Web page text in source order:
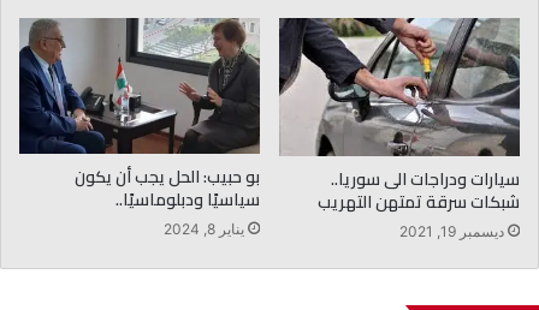
سيارات ودراجات الى سوريا..
شبكات سرقة تمتهن التهريب
ديسمبر 19, 2021
بو حبيب: الحل يجب أن يكون
سياسيًا ودبلوماسيًا..
يناير 8, 2024